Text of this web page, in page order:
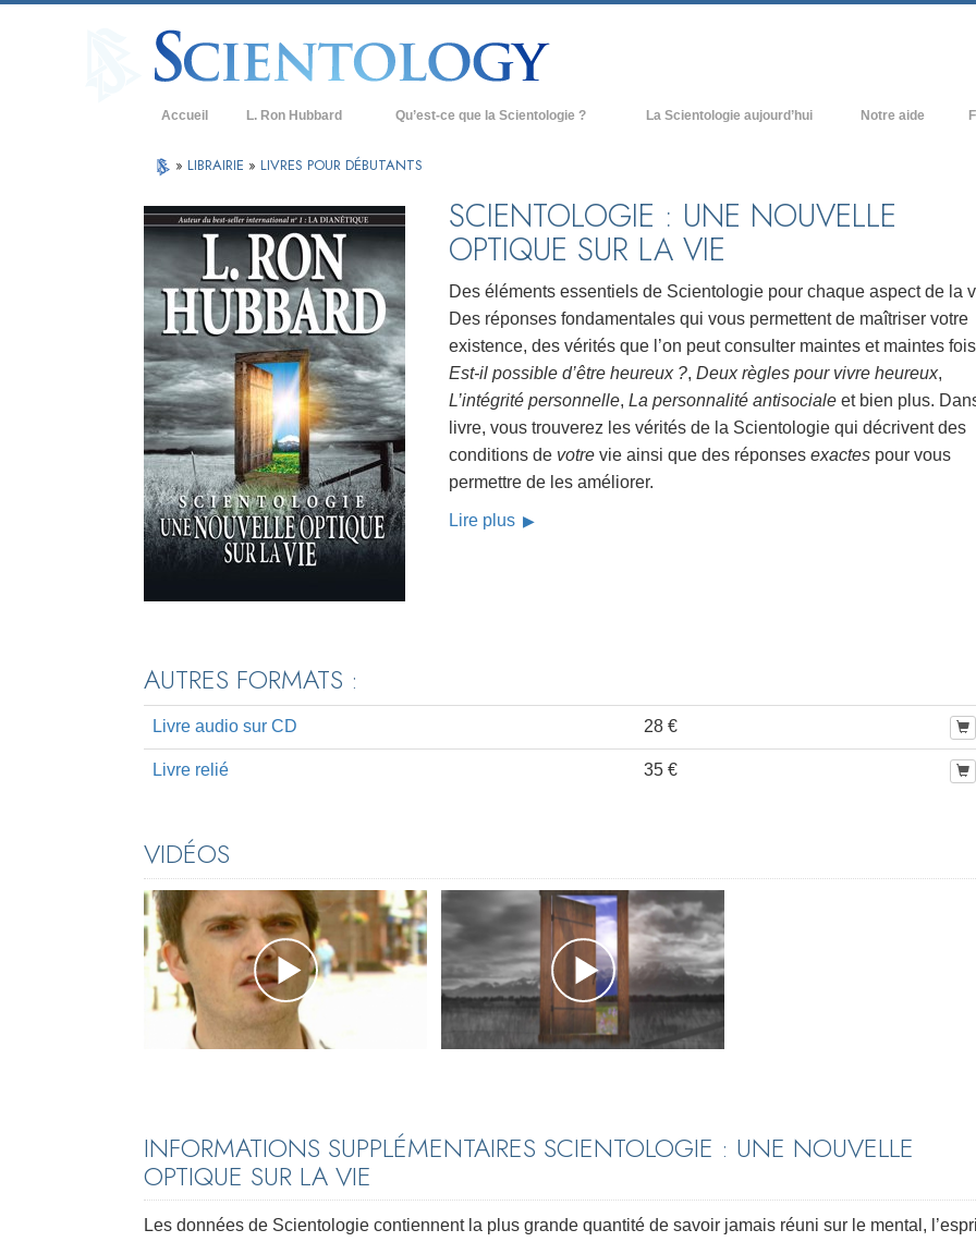
Accueil L. Ron Hubbard Qu’est-ce que la Scientologie ?
Croyances et pratiques
Les scientologues et la Scientologie
Rencontrez un scientologue
À l’intérieur d’une église
Les principes de base de la Scientologie
La Dianétique : Une introduction
Amour et haine –
Qu’est-ce que la grandeur ?
La Scientologie aujourd’hui
Organisations avancées
Freewinds
Apporter la Scientologie au monde
entier
David Miscavige - Chef ecclésiastique
de la Scientologie
Notre aide
» LIBRAIRIE » LIVRES POUR DÉBUTANTS
SCIENTOLOGIE : UNE NOUVELLE
OPTIQUE SUR LA VIE
Des éléments essentiels de Scientologie pour chaque aspect de la
Des réponses fondamentales qui vous permettent de maîtriser votre
existence, des vérités que l’on peut consulter maintes et maintes
Est-il possible d’être heureux ?, Deux règles pour vivre heureux,
L’intégrité personnelle, La personnalité antisociale et bien plus.
livre, vous trouverez les vérités de la Scientologie qui décrivent des
conditions de votre vie ainsi que des réponses exactes pour vous
permettre de les améliorer.
Lire plus
AUTRES FORMATS :
Livre audio sur CD 28 €
Livre relié 35 €
VIDÉOS
INFORMATIONS SUPPLÉMENTAIRES SCIENTOLOGIE : UNE NOUVELLE
OPTIQUE SUR LA VIE
Les données de Scientologie contiennent la plus grande quantité de savoir jamais réuni sur le mental,